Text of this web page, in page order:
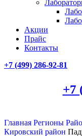
Акции
Прайс
Контакты
+7 (499) 286-92-81
+7
Главная Регионы
Кировский район